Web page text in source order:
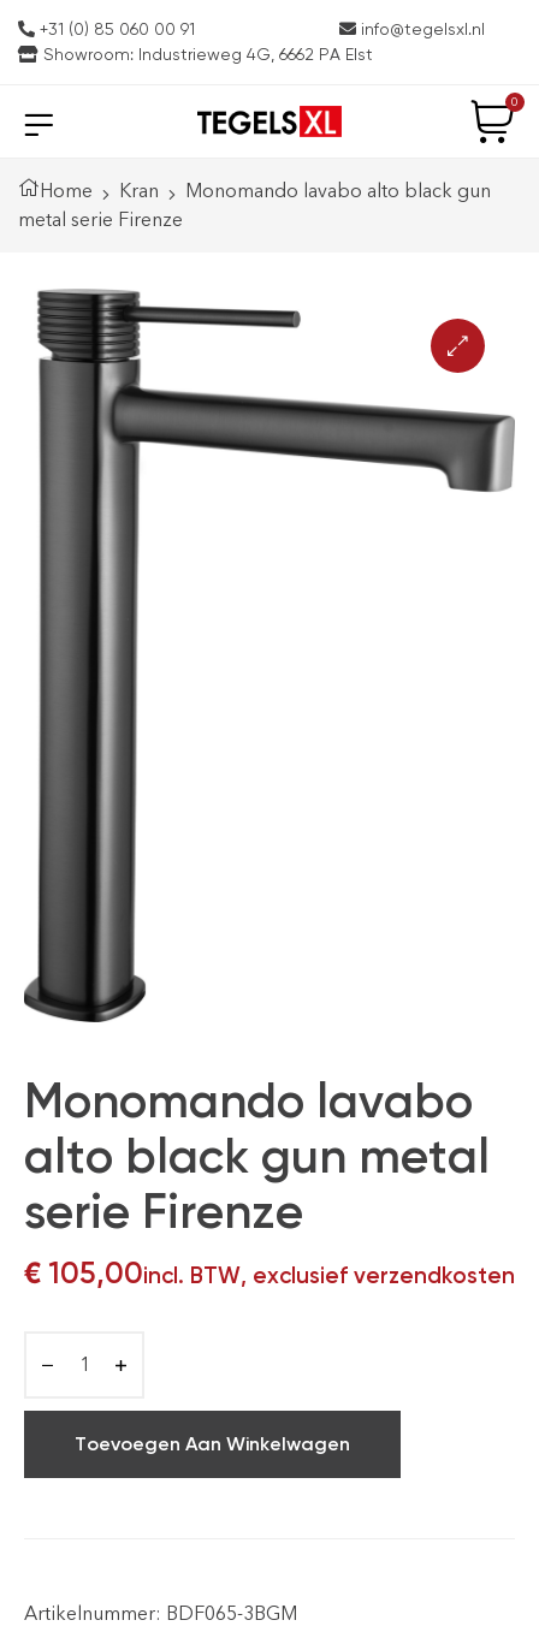
+31 (0) 85 060 00 91
info@tegelsxl.nl
Showroom: Industrieweg 4G, 6662 PA Elst
0
Home Kran
Monomando lavabo alto black gun
metal serie Firenze
Monomando lavabo
alto black gun metal
serie Firenze
€ 105,00incl. BTW, exclusief verzendkosten
Toevoegen Aan Winkelwagen
Artikelnummer: BDF065-3BGM